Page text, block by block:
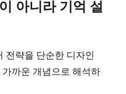
아니라 기억 설
전략을 단순한 디자인
가까운 개념으로 해석하